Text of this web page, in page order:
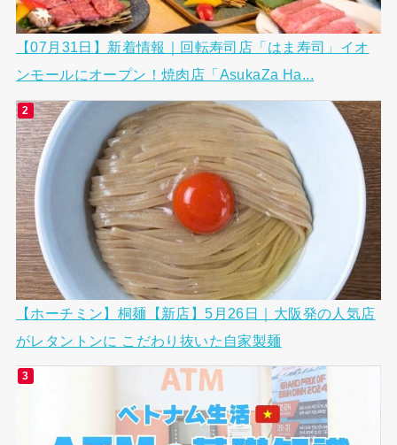
【07月31日】新着情報｜回転寿司店「はま寿司」イオ
ンモールにオープン！焼肉店「AsukaZa Ha...
【ホーチミン】桐麺【新店】5月26日｜大阪発の人気店
がレタントンに こだわり抜いた自家製麺